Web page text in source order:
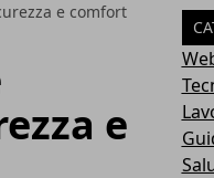
e comfort
e